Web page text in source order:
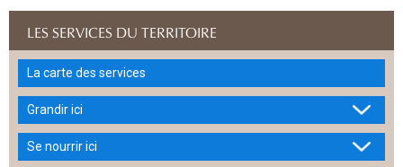
LES SERVICES DU TERRITOIRE
La carte des services
Grandir ici
Se nourrir ici